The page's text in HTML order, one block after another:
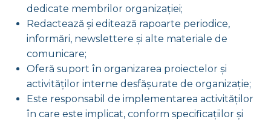
dedicate membrilor organizației;
Redactează și editează rapoarte periodice,
informări, newslettere și alte materiale de
comunicare;
Oferă suport în organizarea proiectelor și
activităților interne desfășurate de organizație;
Este responsabil de implementarea activităților
în care este implicat, conform specificațiilor și